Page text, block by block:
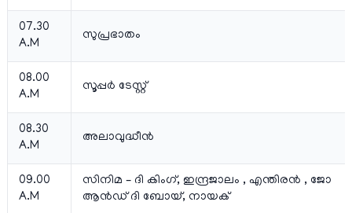
07.30
A.M
സുപ്രഭാതം
08.00
A.M
സൂപ്പര്‍ ടേസ്റ്റ്
08.30
A.M
അലാവുദ്ധീന്‍
09.00
A.M
സിനിമ – ദി കിംഗ്, ഇന്ദ്രജാലം , എന്തിരന്‍ , ജോ
ആന്‍ഡ്‌ ദി ബോയ്‌, നായക്